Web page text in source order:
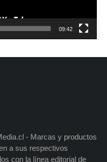
09:42
- Marcas y productos
a sus respectivos
con la línea editorial de